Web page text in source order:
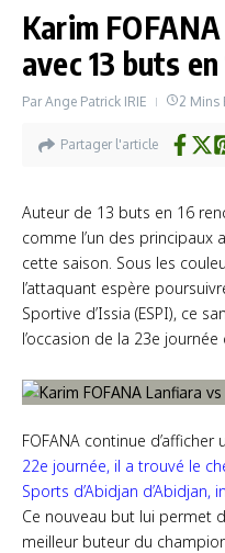
Karim
avec 13 buts
ParAnge Patrick IRIE 2 Mins
Partager l'article
Auteur de 13 buts en 16
comme l’un des principaux
cette saison. Sous les
l’attaquant espère
Sportive d’Issia (ESPI), ce
l’occasion de la 23e
FOFANA continue
22e journée, il a trouvé le
Sports d’Abidjan
Ce nouveau but lui permet
meilleur buteur du